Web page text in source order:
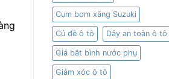
Cụm bơm xăng Suzuki
Củ đề ô tô Dây an toàn ô tô
Giá bắt bình nước phụ
Giảm xóc ô tô